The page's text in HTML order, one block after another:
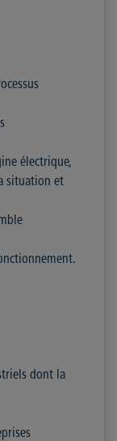
électrique,
situation et
dont la